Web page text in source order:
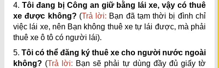
4. Tôi đang bị Công an giữ bằng lái xe, vậy có thuê
xe được không? (Trả lời: Bạn đã tạm thời bị đình chỉ
việc lái xe, nên Bạn không thuê xe tự lái được, mà phải
thuê xe ô tô có người lái).
5. Tôi có thể đăng ký thuê xe cho người nước ngoài
không? (Trả lời: Bạn sẽ phải tự dùng đầy đủ giấy tờ